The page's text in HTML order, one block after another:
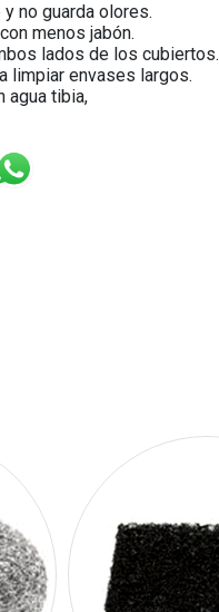
no guarda olores.
menos jabón.
lados de los cubiertos.
limpiar envases largos.
agua tibia,